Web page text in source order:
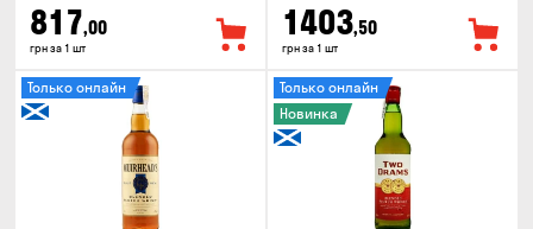
817,00
грн за 1 шт
1403,50
грн за 1 шт
Только онлайн
Только онлайн
Новинка